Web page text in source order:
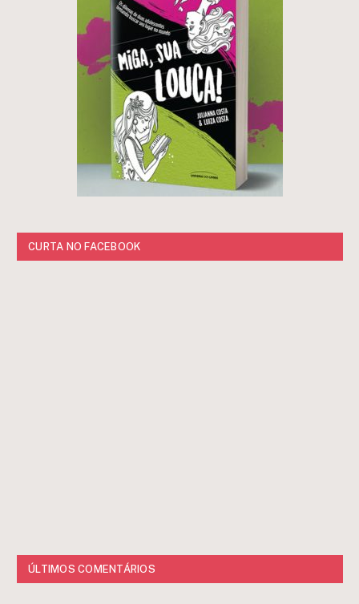
CURTA NO FACEBOOK
ÚLTIMOS COMENTÁRIOS